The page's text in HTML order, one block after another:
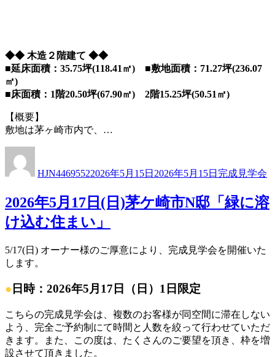
◆◆ 木造２階建て ◆◆
■延床面積：35.75坪(118.41㎡) ■敷地面積：71.27坪(236.07
㎡)
■床面積：1階20.50坪(67.90㎡) 2階15.25坪(50.51㎡)
【概要】
敷地は茅ヶ崎市内で、…
者
HJN4469552日:
2026年5月15日 2026年5月15日ゴ
ー
完成見学会
2026年5月17日(日)茅ケ崎市N邸「緑に溶
け込む住まい」
5/17(日) オーナー様のご厚意により、完成見学会を開催いた
します。
● 日時：2026年5月17日（日）1日限定
こちらの完成見学会は、複数のお客様が同空間に滞在しない
よう、完全ご予約制にて時間と人数を絞って行わせていただ
きます。また、この度は、たくさんのご要望を頂き、枠を増
設させて頂きました。